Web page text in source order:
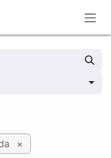
×